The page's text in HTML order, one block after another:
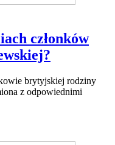
członków
brytyjskiej rodziny
z odpowiednimi